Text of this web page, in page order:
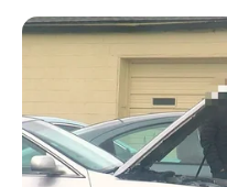
MANTÉNGASE EN
Tenemos
interesan.
favor,